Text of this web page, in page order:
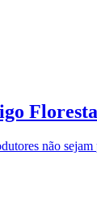
não sejam